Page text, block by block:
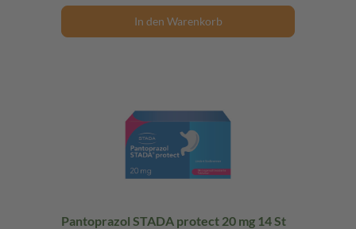
In den Warenkorb
Pantoprazol STADA protect 20 mg 14 St